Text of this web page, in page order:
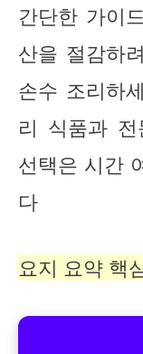
간단한 가이
산을 절감하
손수 조리하
리 식품과
선택은 시간
다
요지 요약 핵